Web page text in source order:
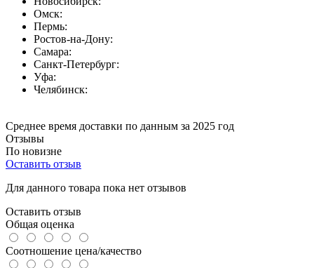
Омск:
Пермь:
Ростов-на-Дону:
Самара:
Санкт-Петербург:
Уфа:
Челябинск:
Среднее время доставки по данным за 2025 год
Отзывы
По новизне
Оставить отзыв
Для данного товара пока нет отзывов
Оставить отзыв
Общая оценка
Соотношение цена/качество